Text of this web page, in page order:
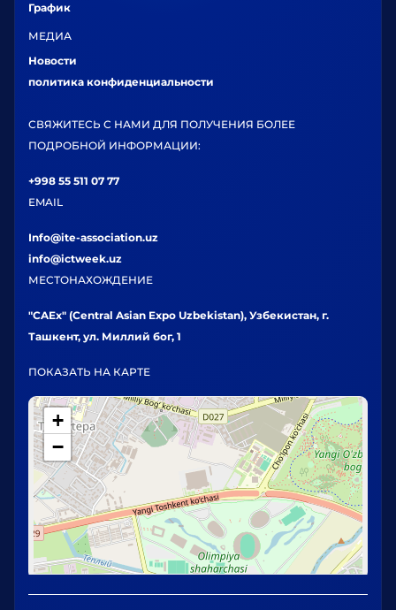
График
МЕДИА
Новости
политика конфиденциальности
СВЯЖИТЕСЬ С НАМИ ДЛЯ ПОЛУЧЕНИЯ БОЛЕЕ
ПОДРОБНОЙ ИНФОРМАЦИИ:
+998 55 511 07 77
EMAIL
Info@ite-association.uz
info@ictweek.uz
МЕСТОНАХОЖДЕНИЕ
"CAEx" (Central Asian Expo Uzbekistan), Узбекистан, г.
Ташкент, ул. Миллий бог, 1
ПОКАЗАТЬ НА КАРТЕ
+
−